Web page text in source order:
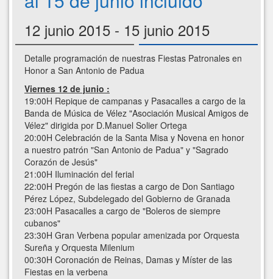
12 junio 2015 - 15 junio 2015
Detalle programación de nuestras Fiestas Patronales en
Honor a San Antonio de Padua
Viernes 12 de junio :
19:00H Repique de campanas y Pasacalles a cargo de la
Banda de Música de Vélez "Asociación Musical Amigos de
Vélez" dirigida por D.Manuel Solier Ortega
20:00H Celebración de la Santa Misa y Novena en honor
a nuestro patrón "San Antonio de Padua" y "Sagrado
Corazón de Jesús"
21:00H Iluminación del ferial
22:00H Pregón de las fiestas a cargo de Don Santiago
Pérez López, Subdelegado del Gobierno de Granada
23:00H Pasacalles a cargo de "Boleros de siempre
cubanos"
23:30H Gran Verbena popular amenizada por Orquesta
Sureña y Orquesta Milenium
00:30H Coronación de Reinas, Damas y Míster de las
Fiestas en la verbena